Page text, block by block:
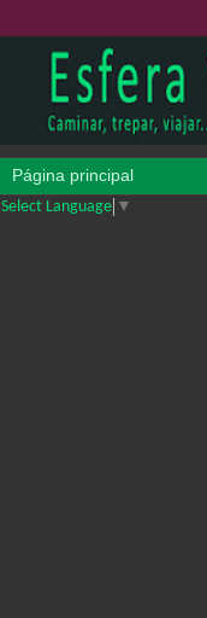
Select Language ▼